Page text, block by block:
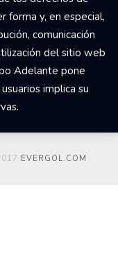
forma y, en especial,
comunicación
del sitio web
Adelante pone
implica su
EVERGOL.COM